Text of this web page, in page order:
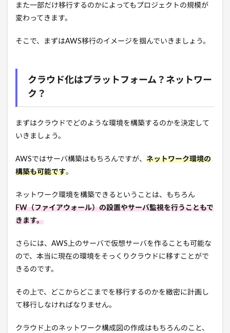
また一部だけ移行するのかによってもプロジェクトの規模が
変わってきます。
そこで、まずはAWS移行のイメージを掴んでいきましょう。
クラウド化はプラットフォーム？ネットワー
ク？
まずはクラウドでどのような環境を構築するのかを決定して
いきましょう。
AWSではサーバ構築はもちろんですが、 ネットワーク環境の
構築も可能です。
ネットワーク環境を構築できるということは、もちろん
FW（ファイアウォール）の設置やサーバ監視を行うこともで
きます。
さらには、AWS上のサーバで仮想サーバを作ることも可能な
ので、本当に現在の環境をそっくりクラウドに移すことがで
きるのです。
その上で、どこからどこまでを移行するのかを緻密に計画し
て移行しなければなりません。
クラウド上のネットワーク構成図の作成はもちろんのこと、